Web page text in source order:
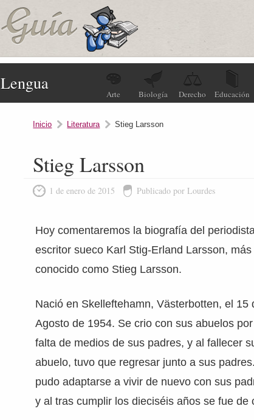
Lengua
Arte Biología Derecho Educación
Inicio Literatura Stieg Larsson
Stieg Larsson
1 de enero de 2015 Publicado por Lourdes
Hoy comentaremos la biografía del
escritor sueco Karl Stig-Erland Larsson, más
conocido como Stieg Larsson.
Nació en Skelleftehamn, Västerbotten, el 15
Agosto de 1954. Se crio con sus abuelos
falta de medios de sus padres, y al fallecer
abuelo, tuvo que regresar junto a sus
pudo adaptarse a vivir de nuevo con sus
y al tras cumplir los dieciséis años se fue de